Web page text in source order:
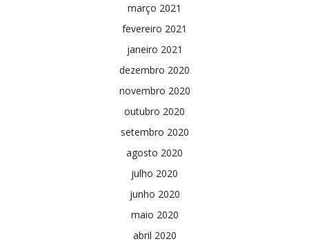
março 2021
fevereiro 2021
janeiro 2021
dezembro 2020
novembro 2020
outubro 2020
setembro 2020
agosto 2020
julho 2020
junho 2020
maio 2020
abril 2020